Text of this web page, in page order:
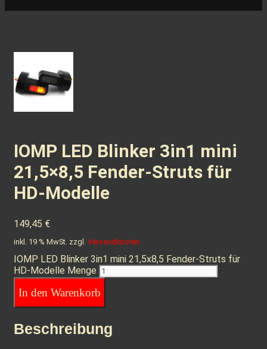
IOMP LED Blinker 3in1 mini
21,5×8,5 Fender-Struts für
HD-Modelle
149,45 €
inkl. 19 % MwSt. zzgl. Versandkosten
IOMP LED Blinker 3in1 mini 21,5x8,5 Fender-Struts für
HD-Modelle Menge
In den Warenkorb
Beschreibung